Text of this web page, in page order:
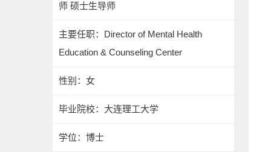
师 硕士生导师
主要任职：Director of Mental Health
Education & Counseling Center
性别：女
毕业院校：大连理工大学
学位：博士